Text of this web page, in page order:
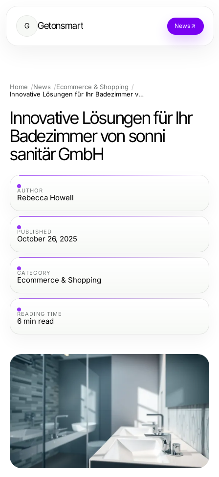
G Getonsmart News
Home News
Ecommerce & Shopping
Innovative Lösungen für Ihr Badezimmer von sonni sanitär GmbH
Innovative Lösungen für Ihr
Badezimmer von sonni
sanitär GmbH
AUTHOR
Rebecca Howell
PUBLISHED
October 26, 2025
CATEGORY
Ecommerce & Shopping
READING TIME
6 min read